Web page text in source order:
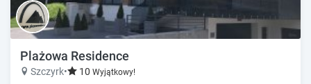
Plażowa Residence
Szczyrk• 10 Wyjątkowy!